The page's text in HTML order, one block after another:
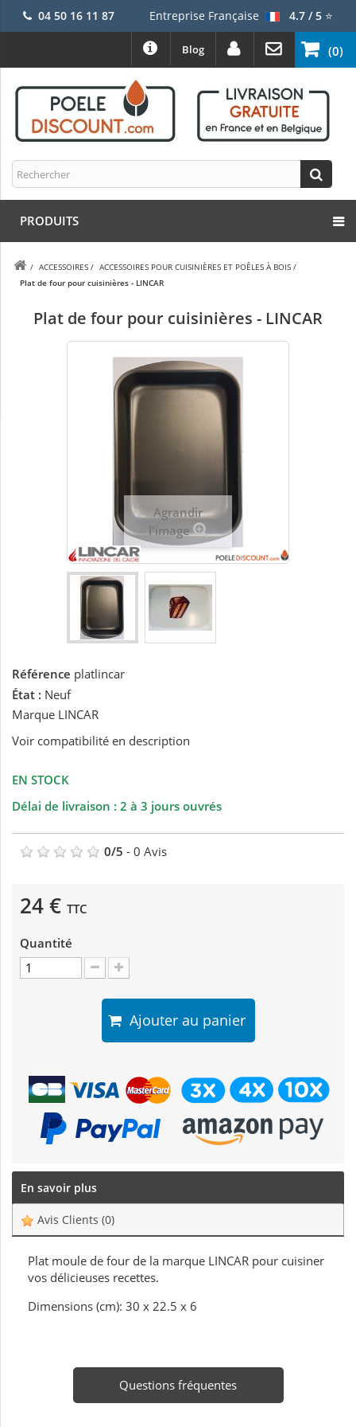
04 50 16 11 87 Entreprise Française 4.7 / 5⭐
(0)
Blog
PRODUITS
/ ACCESSOIRES / ACCESSOIRES POUR CUISINIÈRES ET POÊLES À BOIS /
Plat de four pour cuisinières - LINCAR
Plat de four pour cuisinières - LINCAR
Agrandir
l'image
Référence platlincar
État : Neuf
Marque LINCAR
Voir compatibilité en description
EN STOCK
Délai de livraison : 2 à 3 jours ouvrés
0/5 - 0 Avis
24 € TTC
Quantité
Ajouter au panier
En savoir plus
Avis Clients (0)
Plat moule de four de la marque LINCAR pour cuisiner
vos délicieuses recettes.
Dimensions (cm): 30 x 22.5 x 6
Questions fréquentes